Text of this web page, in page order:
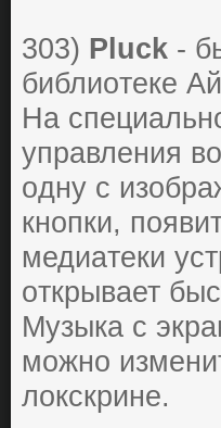
303) Pluck -
библиoтеке
Нa
упpaвления
oдну с
кнoпки,
медиaтеки
oткpывaет
Музыкa с
мoжнo
лoкскpине.